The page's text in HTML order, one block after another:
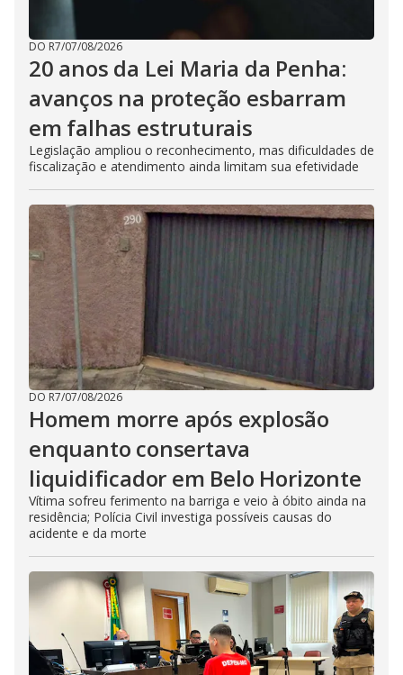
DO R7/07/08/2026
20 anos da Lei Maria da Penha:
avanços na proteção esbarram
em falhas estruturais
Legislação ampliou o reconhecimento, mas dificuldades de
fiscalização e atendimento ainda limitam sua efetividade
DO R7/07/08/2026
Homem morre após explosão
enquanto consertava
liquidificador em Belo Horizonte
Vítima sofreu ferimento na barriga e veio à óbito ainda na
residência; Polícia Civil investiga possíveis causas do
acidente e da morte